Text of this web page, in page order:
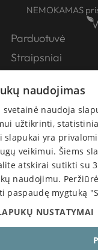
NEMOKAMAS
Parduotuvė
Straipsniai
Apie Mus
Kontaktai
Pirkimo-
Atsiskaitymas
Prekių
Prekių keitimas ir
© 2026 VitalCapsule.
Maisto tvarkymo
naudojimas
svetainė naudoja
užtikrinti,
slapukai yra
veikimui. Šiems
atskirai sutikti su
naudojimu.
paspaudę mygtuką
NUSTATYMAI